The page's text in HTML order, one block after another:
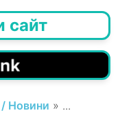
сайт
/ Новини » ...